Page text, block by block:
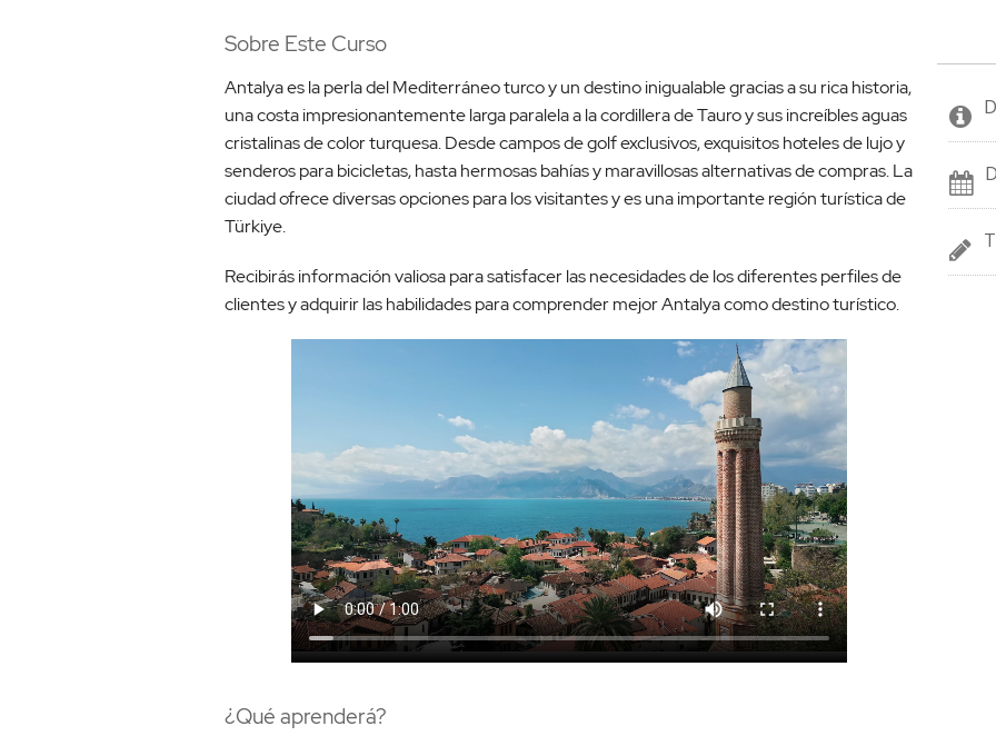
Sobre Este Curso
Antalya es la perla del Mediterráneo turco y un destino inigualable gracias a su rica historia,
una costa impresionantemente larga paralela a la cordillera de Tauro y sus increíbles aguas
cristalinas de color turquesa. Desde campos de golf exclusivos, exquisitos hoteles de lujo y
senderos para bicicletas, hasta hermosas bahías y maravillosas alternativas de compras. La
ciudad ofrece diversas opciones para los visitantes y es una importante región turística de
Türkiye.
Recibirás información valiosa para satisfacer las necesidades de los diferentes perfiles de
clientes y adquirir las habilidades para comprender mejor Antalya como destino turístico.
¿Qué aprenderá?